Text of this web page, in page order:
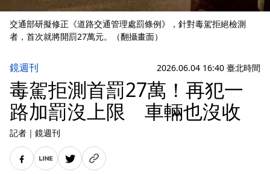
交通部研擬修正《道路交通管理處罰條例》，針對毒駕拒絕檢測
者，首次就將開罰27萬元。（翻攝畫面）
鏡週刊 2026.06.04 16:40 臺北時間
毒駕拒測首罰27萬！再犯一
路加罰沒上限 車輛也沒收
記者 ｜ 鏡週刊